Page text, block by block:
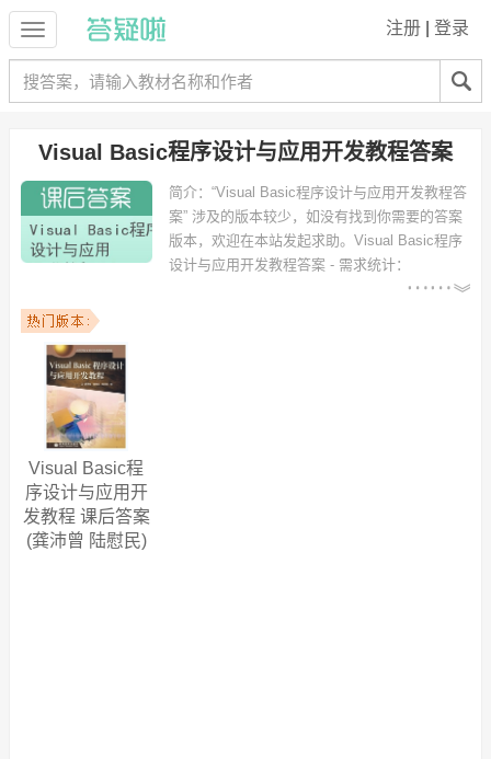
注册 登录
Visual Basic程序设计与应用开发教程答案
简介： “Visual Basic程序设计与应用开发教程答
案” 涉及的版本较少，如没有找到你需要的答案
版本，欢迎在本站发起求助。 Visual Basic程序
设计与应用开发教程答案 - 需求统计：
：电子
商务、计算机科学与技术、对外汉语、热能与动力工程、机械工程及自
动化、勘查技术与工程、给水排水工程、电气工程及其自动化、信息管
理与信息系统、jixie 等专业。
以下学校的同学下载过
春理工大学、安徽大学、安徽大学江淮学院、长江大学、上海第二工业
大学、上海电力学院、沈阳航空航天大学、海口经济学院、西安电子科
技大学、安徽建筑工业学院 等。
Visual Basic程
序设计与应用开
发教程 课后答案
(龚沛曾 陆慰民)